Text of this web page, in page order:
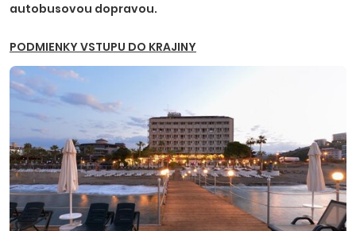
autobusovou dopravou.
PODMIENKY VSTUPU DO KRAJINY